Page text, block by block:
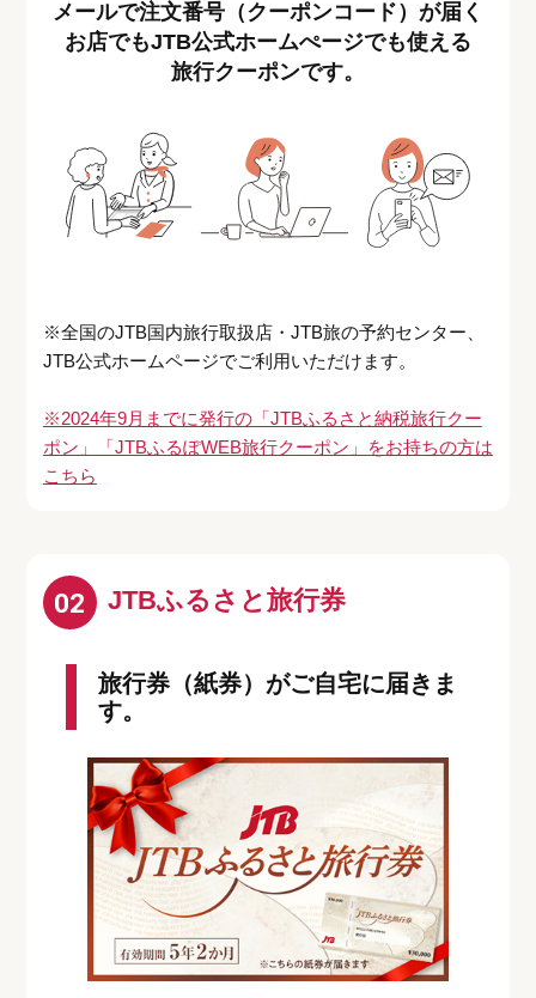
メールで注文番号（クーポンコード）が届く
お店でもJTB公式ホームぺージでも使える
旅行クーポンです。
※全国のJTB国内旅行取扱店・JTB旅の予約センター、
JTB公式ホームページでご利用いただけます。
※2024年9月までに発行の「JTBふるさと納税旅行クー
ポン」「JTBふるぽWEB旅行クーポン」をお持ちの方は
こちら
02 JTBふるさと旅行券
旅行券（紙券）がご自宅に届きま
す。